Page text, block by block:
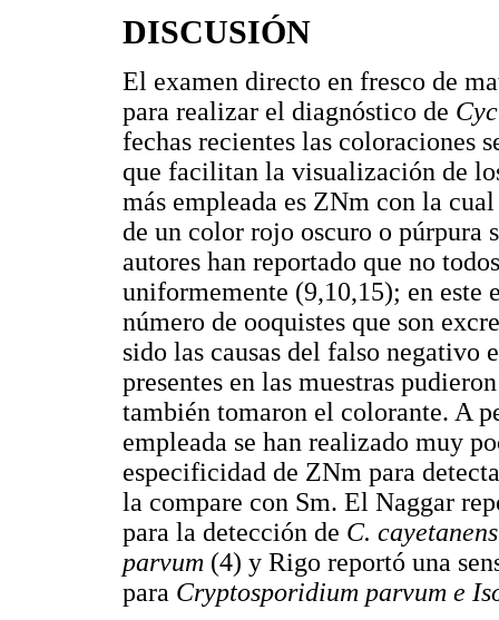
DISCUSIÓN
El examen directo en fresco de
para realizar el diagnóstico de
fechas recientes las coloraciones
que facilitan la visualización de
más empleada es ZNm con la
de un color rojo oscuro o púrpura
autores han reportado que no
uniformemente (9,10,15); en este
número de ooquistes que son
sido las causas del falso negativo
presentes en las muestras
también tomaron el colorante. A
empleada se han realizado muy
especificidad de ZNm para
la compare con Sm. El Naggar
para la detección de C.
parvum (4) y Rigo reportó una
para Cryptosporidium parvum e